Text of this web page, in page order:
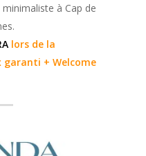
à Cap de
lors de la
+ Welcome